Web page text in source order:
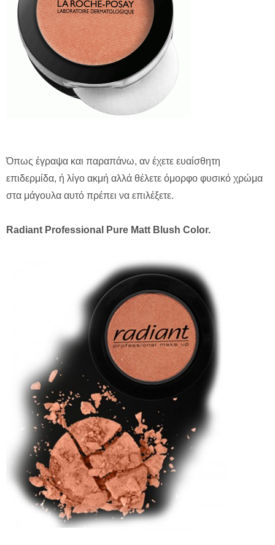
Όπως έγραψα και παραπάνω, αν έχετε ευαίσθητη
επιδερμίδα, ή λίγο ακμή αλλά θέλετε όμορφο φυσικό χρώμα
στα μάγουλα αυτό πρέπει να επιλέξετε.
Radiant Professional Pure Matt Blush Color.